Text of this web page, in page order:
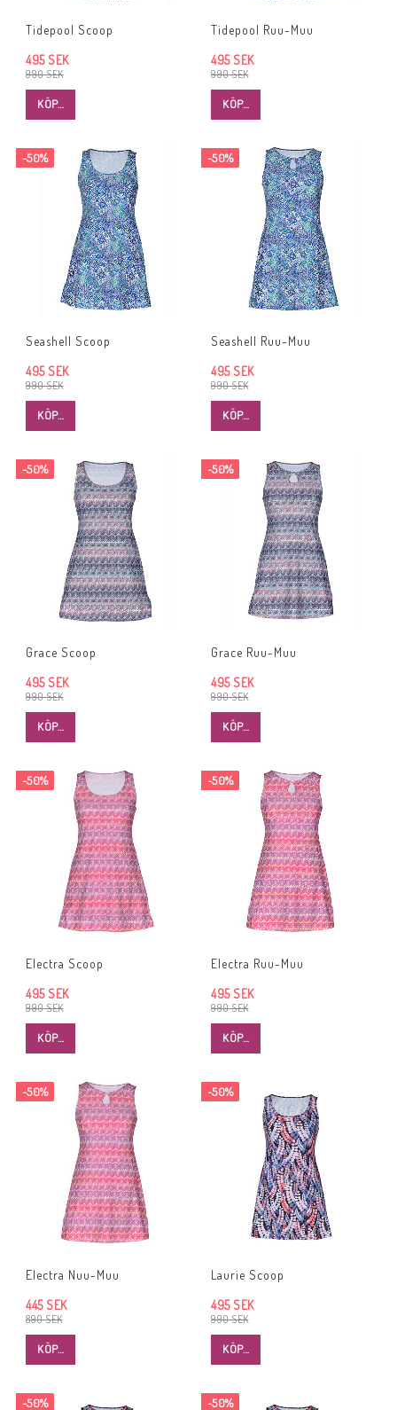
Tidepool Scoop
990 SEK
495 SEK
KÖP…
Tidepool Ruu-Muu
990 SEK
495 SEK
KÖP…
-50%
Seashell Scoop
990 SEK
495 SEK
KÖP…
-50%
Seashell Ruu-Muu
990 SEK
495 SEK
KÖP…
-50%
Grace Scoop
990 SEK
495 SEK
KÖP…
-50%
Grace Ruu-Muu
990 SEK
495 SEK
KÖP…
-50%
Electra Scoop
990 SEK
495 SEK
KÖP…
-50%
Electra Ruu-Muu
990 SEK
495 SEK
KÖP…
-50%
Electra Nuu-Muu
890 SEK
445 SEK
KÖP…
-50%
Laurie Scoop
990 SEK
495 SEK
KÖP…
-50% -50%